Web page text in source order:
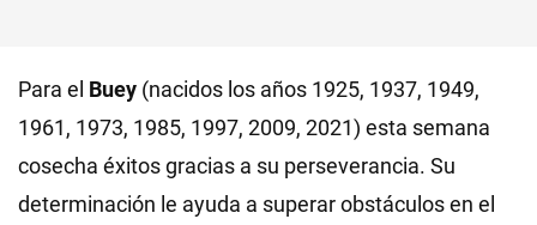
Para el Buey (nacidos los años 1925, 1937, 1949,
1961, 1973, 1985, 1997, 2009, 2021) esta semana
cosecha éxitos gracias a su perseverancia. Su
determinación le ayuda a superar obstáculos en el